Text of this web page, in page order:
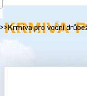
>>Krmiva pro vodní
Krmiva